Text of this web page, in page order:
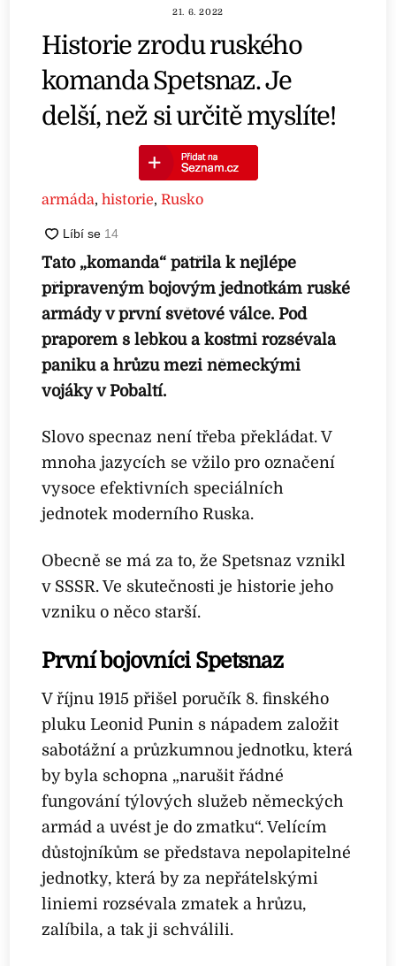
21. 6. 2022
Historie zrodu ruského
komanda Spetsnaz. Je
delší, než si určitě myslíte!
armáda,historie,Rusko
Tato „komanda“ patřila k nejlépe
připraveným bojovým jednotkám ruské
armády v první světové válce. Pod
praporem s lebkou a kostmi rozsévala
paniku a hrůzu mezi německými
vojáky v Pobaltí.
Slovo specnaz není třeba překládat. V
mnoha jazycích se vžilo pro označení
vysoce efektivních speciálních
jednotek moderního Ruska.
Obecně se má za to, že Spetsnaz vznikl
v SSSR. Ve skutečnosti je historie jeho
vzniku o něco starší.
První bojovníci Spetsnaz
V říjnu 1915 přišel poručík 8. finského
pluku Leonid Punin s nápadem založit
sabotážní a průzkumnou jednotku, která
by byla schopna „narušit řádné
fungování týlových služeb německých
armád a uvést je do zmatku“. Velícím
důstojníkům se představa nepolapitelné
jednotky, která by za nepřátelskými
liniemi rozsévala zmatek a hrůzu,
zalíbila, a tak ji schválili.